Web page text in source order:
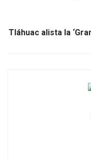
Tláhuac alista la